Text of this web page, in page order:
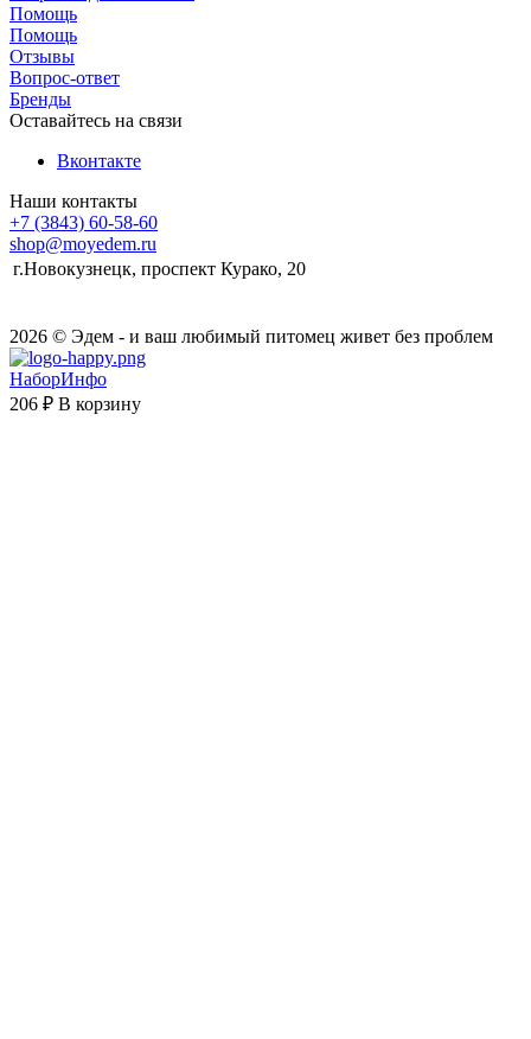
Помощь
Помощь
Отзывы
Вопрос-ответ
Бренды
Оставайтесь на связи
Вконтакте
Наши контакты
+7 (3843) 60-58-60
shop@moyedem.ru
г.Новокузнецк, проспект Курако, 20
2026 © Эдем - и ваш любимый питомец живет без проблем
НаборИнфо
206 ₽ В корзину